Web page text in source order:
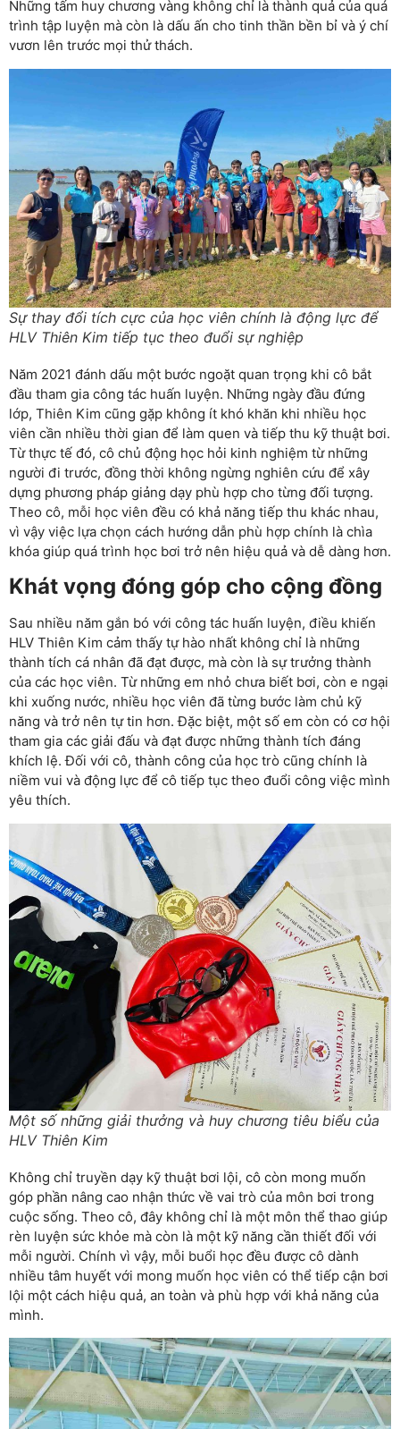
Những tấm huy chương vàng không chỉ là thành quả của quá
trình tập luyện mà còn là dấu ấn cho tinh thần bền bỉ và ý chí
vươn lên trước mọi thử thách.
Sự thay đổi tích cực của học viên chính là động lực để
HLV Thiên Kim tiếp tục theo đuổi sự nghiệp
Năm 2021 đánh dấu một bước ngoặt quan trọng khi cô bắt
đầu tham gia công tác huấn luyện. Những ngày đầu đứng
lớp, Thiên Kim cũng gặp không ít khó khăn khi nhiều học
viên cần nhiều thời gian để làm quen và tiếp thu kỹ thuật bơi.
Từ thực tế đó, cô chủ động học hỏi kinh nghiệm từ những
người đi trước, đồng thời không ngừng nghiên cứu để xây
dựng phương pháp giảng dạy phù hợp cho từng đối tượng.
Theo cô, mỗi học viên đều có khả năng tiếp thu khác nhau,
vì vậy việc lựa chọn cách hướng dẫn phù hợp chính là chìa
khóa giúp quá trình học bơi trở nên hiệu quả và dễ dàng hơn.
Khát vọng đóng góp cho cộng đồng
Sau nhiều năm gắn bó với công tác huấn luyện, điều khiến
HLV Thiên Kim cảm thấy tự hào nhất không chỉ là những
thành tích cá nhân đã đạt được, mà còn là sự trưởng thành
của các học viên. Từ những em nhỏ chưa biết bơi, còn e ngại
khi xuống nước, nhiều học viên đã từng bước làm chủ kỹ
năng và trở nên tự tin hơn. Đặc biệt, một số em còn có cơ hội
tham gia các giải đấu và đạt được những thành tích đáng
khích lệ. Đối với cô, thành công của học trò cũng chính là
niềm vui và động lực để cô tiếp tục theo đuổi công việc mình
yêu thích.
Một số những giải thưởng và huy chương tiêu biểu của
HLV Thiên Kim
Không chỉ truyền dạy kỹ thuật bơi lội, cô còn mong muốn
góp phần nâng cao nhận thức về vai trò của môn bơi trong
cuộc sống. Theo cô, đây không chỉ là một môn thể thao giúp
rèn luyện sức khỏe mà còn là một kỹ năng cần thiết đối với
mỗi người. Chính vì vậy, mỗi buổi học đều được cô dành
nhiều tâm huyết với mong muốn học viên có thể tiếp cận bơi
lội một cách hiệu quả, an toàn và phù hợp với khả năng của
mình.